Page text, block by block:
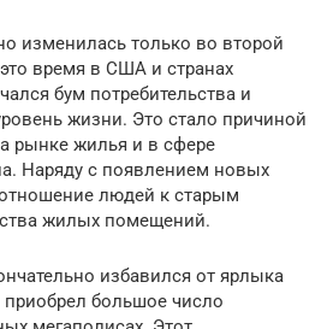
изменилась только во второй
время в США и странах
бум потребительства и
жизни. Это стало причиной
рынке жилья и в сфере
Наряду с появлением новых
людей к старым
жилых помещений.
избавился от ярлыка
большое число